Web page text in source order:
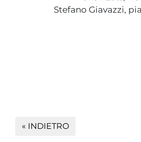
Stefano Giavazzi,
« INDIETRO